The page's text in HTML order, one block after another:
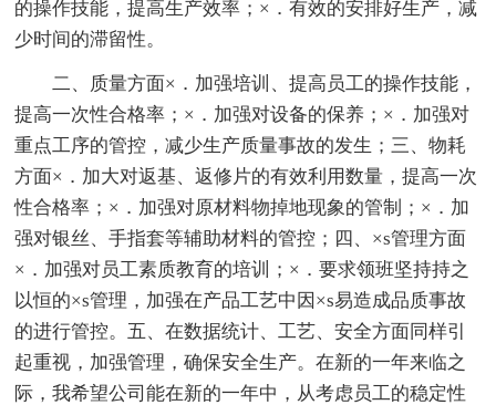
的操作技能，提高生产效率；×．有效的安排好生产，减
少时间的滞留性。
二、质量方面×．加强培训、提高员工的操作技能，
提高一次性合格率；×．加强对设备的保养；×．加强对
重点工序的管控，减少生产质量事故的发生；三、物耗
方面×．加大对返基、返修片的有效利用数量，提高一次
性合格率；×．加强对原材料物掉地现象的管制；×．加
强对银丝、手指套等辅助材料的管控；四、×s管理方面
×．加强对员工素质教育的培训；×．要求领班坚持持之
以恒的×s管理，加强在产品工艺中因×s易造成品质事故
的进行管控。五、在数据统计、工艺、安全方面同样引
起重视，加强管理，确保安全生产。在新的一年来临之
际，我希望公司能在新的一年中，从考虑员工的稳定性